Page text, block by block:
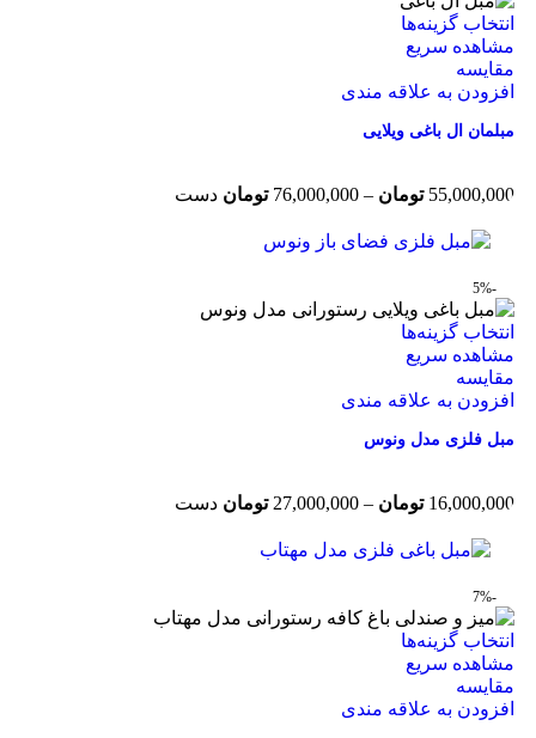
انتخاب گزینه‌ها
مشاهده سریع
مقایسه
افزودن به علاقه مندی
مبلمان ال باغی ویلایی
55,000,000 تومان –
76,000,000 تومان دست
-5%
انتخاب گزینه‌ها
مشاهده سریع
مقایسه
افزودن به علاقه مندی
مبل فلزی مدل ونوس
16,000,000 تومان –
27,000,000 تومان دست
-7%
انتخاب گزینه‌ها
مشاهده سریع
مقایسه
افزودن به علاقه مندی